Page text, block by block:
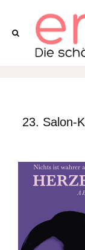
23. Salon-